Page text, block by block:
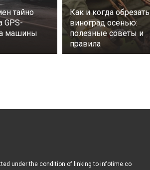
тайно
GPS-
машины
Как и когда обрезать
виноград осенью:
полезные советы и
правила
under the condition of linking to infotime.co